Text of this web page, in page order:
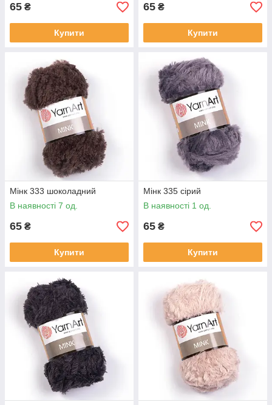
65 ₴
Купити
65 ₴
Купити
Мінк 333 шоколадний
В наявності 7 од.
65 ₴
Купити
Мінк 335 сірий
В наявності 1 од.
65 ₴
Купити